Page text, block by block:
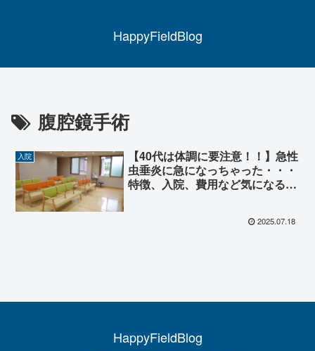
HappyFieldBlog
腹腔鏡手術
入院
【40代は体調に要注意！！】急性
虫垂炎に急になっちゃった・・・
特徴、入院、費用など気になるこ
2025.07.18
HappyFieldBlog